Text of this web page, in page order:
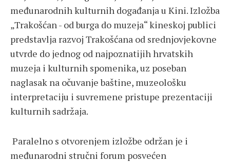
međunarodnih kulturnih događanja u Kini. Izložba
„Trakošćan - od burga do muzeja“ kineskoj publici
predstavlja razvoj Trakošćana od srednjovjekovne
utvrde do jednog od najpoznatijih hrvatskih
muzeja i kulturnih spomenika, uz poseban
naglasak na očuvanje baštine, muzeološku
interpretaciju i suvremene pristupe prezentaciji
kulturnih sadržaja.
Paralelno s otvorenjem izložbe održan je i
međunarodni stručni forum posvećen